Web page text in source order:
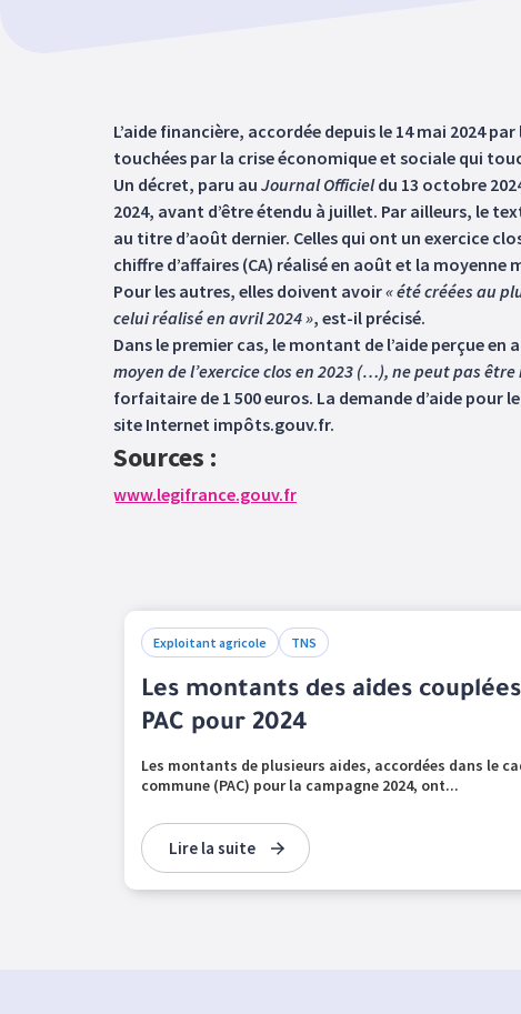
L’aide financière, accordée depuis le 14 mai 2024
touchées par la crise économique et sociale qui
Un décret, paru au Journal Officieldu 13 octobre
2024, avant d’être étendu à juillet. Par ailleurs, le
au titre d’août dernier. Celles qui ont un exercice
chiffre d’affaires (CA) réalisé en août et la moyenne
Pour les autres, elles doivent avoir« été créées au
celui réalisé en avril 2024 », est-il précisé.
Dans le premier cas, le montant de l’aide perçue en
moyen de l’exercice clos en 2023 (…), ne peut pas
forfaitaire de 1 500 euros. La demande d’aide
site Internet impôts.gouv.fr.
Sources :
www.legifrance.gouv.fr
Exploitant agricole TNS
Les montants des aides
PAC pour 2024
Les montants de plusieurs aides, accordées dans le
commune (PAC) pour la campagne 2024, ont...
Lire la suite